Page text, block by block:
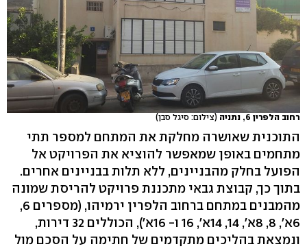
רחוב הלפרין 6, נתניה (צילום: סיגל סבן)
התוכנית שאושרה מחלקת את המתחם למספר תתי
מתחמים באופן שמאפשר להוציא את הפרויקט אל
הפועל בחלק מהבניינים, ללא תלות בבניינים אחרים.
בתוך כך, קבוצת גבאי מתכננת פרויקט להריסת שמונה
מהמבנים במתחם ברחוב הלפרין ירמיהו, (מספרים 6,
6א', 8, 8א', 14, 14א', 16 ו- 16א'), הכוללים 32 דירות,
ונמצאת בהליכים מתקדמים של חתימה על הסכם מול